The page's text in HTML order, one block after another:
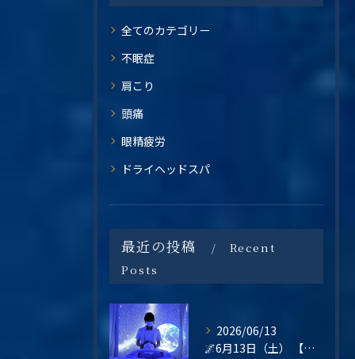
全てのカテゴリー
不眠症
肩こり
頭痛
眼精疲労
ドライヘッドスパ
最近の投稿
Recent
Posts
2026/06/13
🌌6月13日（土） 【梅雨の不調・不眠・眼精疲労に。星空の癒し空間で心と頭をリセットしませんか？】